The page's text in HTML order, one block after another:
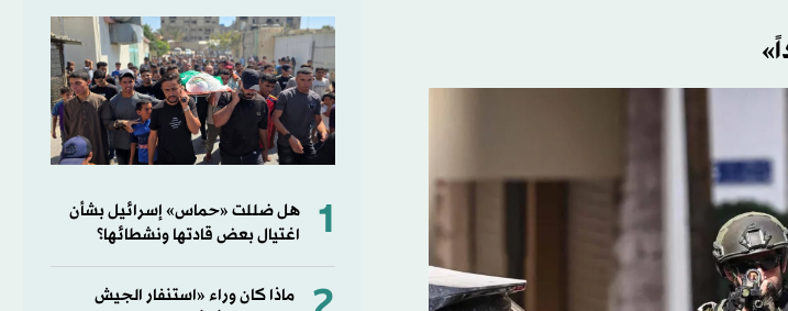
1
هل ضللت «حماس» إسرائيل بشأن
اغتيال بعض قادتها ونشطائها؟
ماذا كان وراء «استنفار الجيش